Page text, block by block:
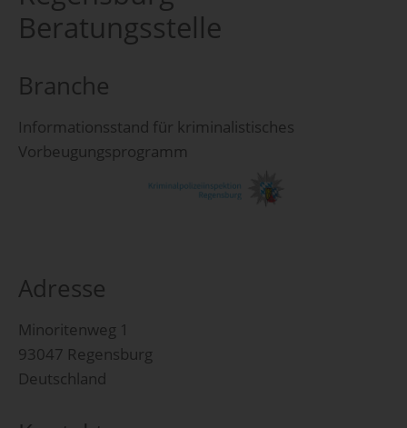
Beratungsstelle
Branche
Informationsstand für kriminalistisches
Vorbeugungsprogramm
Adresse
Minoritenweg 1
93047 Regensburg
Deutschland